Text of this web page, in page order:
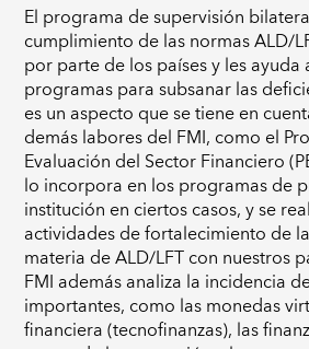
El programa de supervisión
cumplimiento de las normas ALD/
por parte de los países y les
programas para subsanar las
es un aspecto que se tiene en
demás labores del FMI, como el
Evaluación del Sector Financiero
lo incorpora en los programas de
institución en ciertos casos, y se
actividades de fortalecimiento de
materia de ALD/LFT con nuestros
FMI además analiza la incidencia
importantes, como las monedas
financiera (tecnofinanzas), las